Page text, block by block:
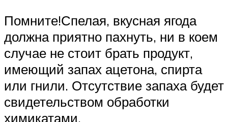
Помните!Спелая, вкусная ягода
должна приятно пахнуть, ни в коем
случае не стоит брать продукт,
имеющий запах ацетона, спирта
или гнили. Отсутствие запаха будет
свидетельством обработки
химикатами.